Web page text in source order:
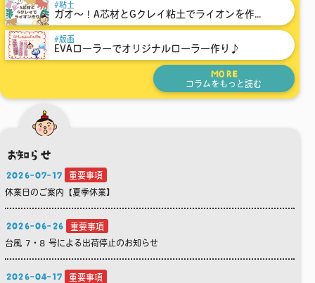
粘土
ガオ～！A芯材とGクレイ粘土でライオンを作...
版画
EVAローラーでオリジナルローラー作り♪
MORE
コラムをもっと読む
お知らせ
2026-07-17
重要事項
休業日のご案内【夏季休業】
2026-06-26
重要事項
台風 7・8 号による出荷停止のお知らせ
2026-04-17
重要事項